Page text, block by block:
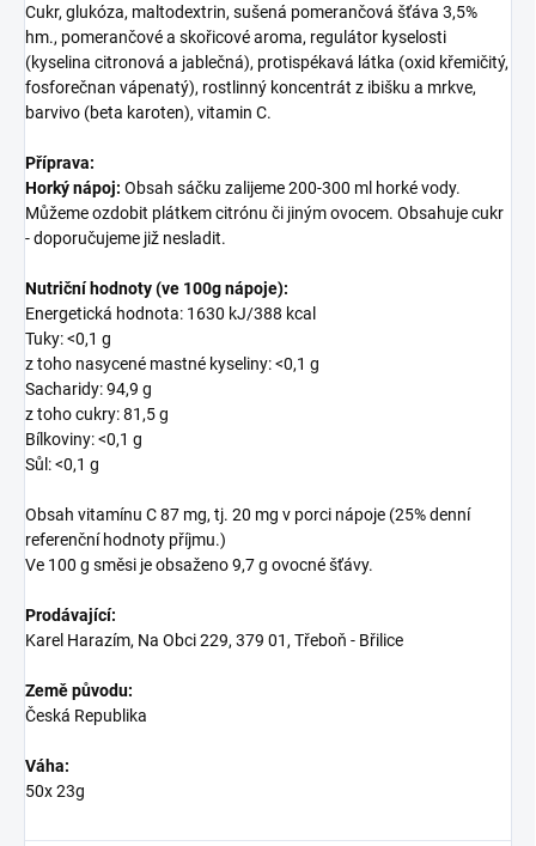
Cukr, glukóza, maltodextrin, sušená pomerančová šťáva 3,5%
hm., pomerančové a skořicové aroma, regulátor kyselosti
(kyselina citronová a jablečná), protispékavá látka (oxid křemičitý,
fosforečnan vápenatý), rostlinný koncentrát z ibišku a mrkve,
barvivo (beta karoten), vitamin C.
Příprava:
Horký nápoj: Obsah sáčku zalijeme 200-300 ml horké vody.
Můžeme ozdobit plátkem citrónu či jiným ovocem. Obsahuje cukr
- doporučujeme již nesladit.
Nutriční hodnoty (ve 100g nápoje):
Energetická hodnota: 1630 kJ/388 kcal
Tuky: <0,1 g
z toho nasycené mastné kyseliny: <0,1 g
Sacharidy: 94,9 g
z toho cukry: 81,5 g
Bílkoviny: <0,1 g
Sůl: <0,1 g
Obsah vitamínu C 87 mg, tj. 20 mg v porci nápoje (25% denní
referenční hodnoty příjmu.)
Ve 100 g směsi je obsaženo 9,7 g ovocné šťávy.
Prodávající:
Karel Harazím, Na Obci 229, 379 01, Třeboň - Břilice
Země původu:
Česká Republika
Váha:
50x 23g